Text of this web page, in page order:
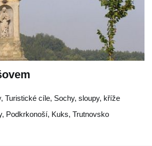
Turistické cíle, Sochy, sloupy, kříže
, Podkrkonoší, Kuks, Trutnovsko